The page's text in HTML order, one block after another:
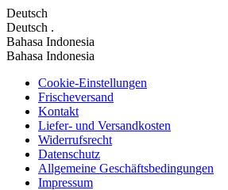
Deutsch
Deutsch .
Bahasa Indonesia
Bahasa Indonesia
Cookie-Einstellungen
Frischeversand
Kontakt
Liefer- und Versandkosten
Widerrufsrecht
Datenschutz
Allgemeine Geschäftsbedingungen
Impressum